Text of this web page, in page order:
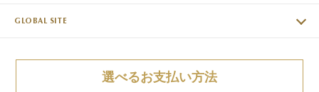
GLOBAL SITE
選べるお支払い方法